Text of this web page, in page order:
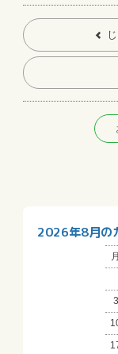
2026年8月の
月
3